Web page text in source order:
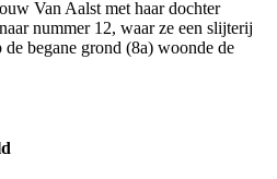
Van Aalst met haar dochter
nummer 12, waar ze een slijterij
begane grond (8a) woonde de